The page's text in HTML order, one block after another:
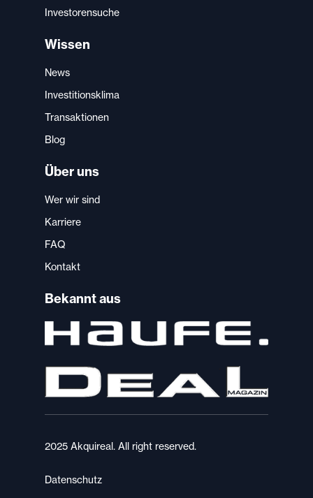
Investorensuche
Wissen
News
Investitionsklima
Transaktionen
Blog
Über uns
Wer wir sind
Karriere
FAQ
Kontakt
Bekannt aus
2025 Akquireal. All right reserved.
Datenschutz